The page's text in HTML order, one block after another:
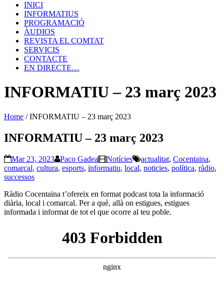
INICI
INFORMATIUS
PROGRAMACIÓ
ÀUDIOS
REVISTA EL COMTAT
SERVICIS
CONTACTE
EN DIRECTE…
INFORMATIU – 23 març 2023
Home /INFORMATIU – 23 març 2023
INFORMATIU – 23 març 2023
Mar 23, 2023 Paco Gadea Notícies actualitat, Cocentaina,
comarcal, cultura, esports, informatiu, local, noticies, política, ràdio,
successos
Ràdio Cocentaina t’ofereix en format podcast tota la informació
diària, local i comarcal. Per a què, allà on estigues, estigues
informada i informat de tot el que ocorre al teu poble.